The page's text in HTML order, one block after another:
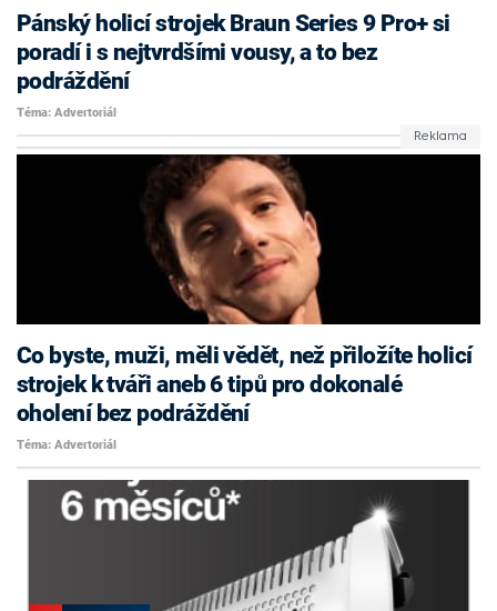
Pánský holicí strojek Braun Series 9 Pro+ si
poradí i s nejtvrdšími vousy, a to bez
podráždění
Téma: Advertoriál
Co byste, muži, měli vědět, než přiložíte holicí
strojek k tváři aneb 6 tipů pro dokonalé
oholení bez podráždění
Téma: Advertoriál